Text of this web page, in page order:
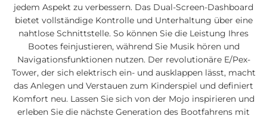
jedem Aspekt zu verbessern. Das Dual-Screen-Dashboard
bietet vollständige Kontrolle und Unterhaltung über eine
nahtlose Schnittstelle. So können Sie die Leistung Ihres
Bootes feinjustieren, während Sie Musik hören und
Navigationsfunktionen nutzen. Der revolutionäre E/Pex-
Tower, der sich elektrisch ein- und ausklappen lässt, macht
das Anlegen und Verstauen zum Kinderspiel und definiert
Komfort neu. Lassen Sie sich von der Mojo inspirieren und
erleben Sie die nächste Generation des Bootfahrens mit